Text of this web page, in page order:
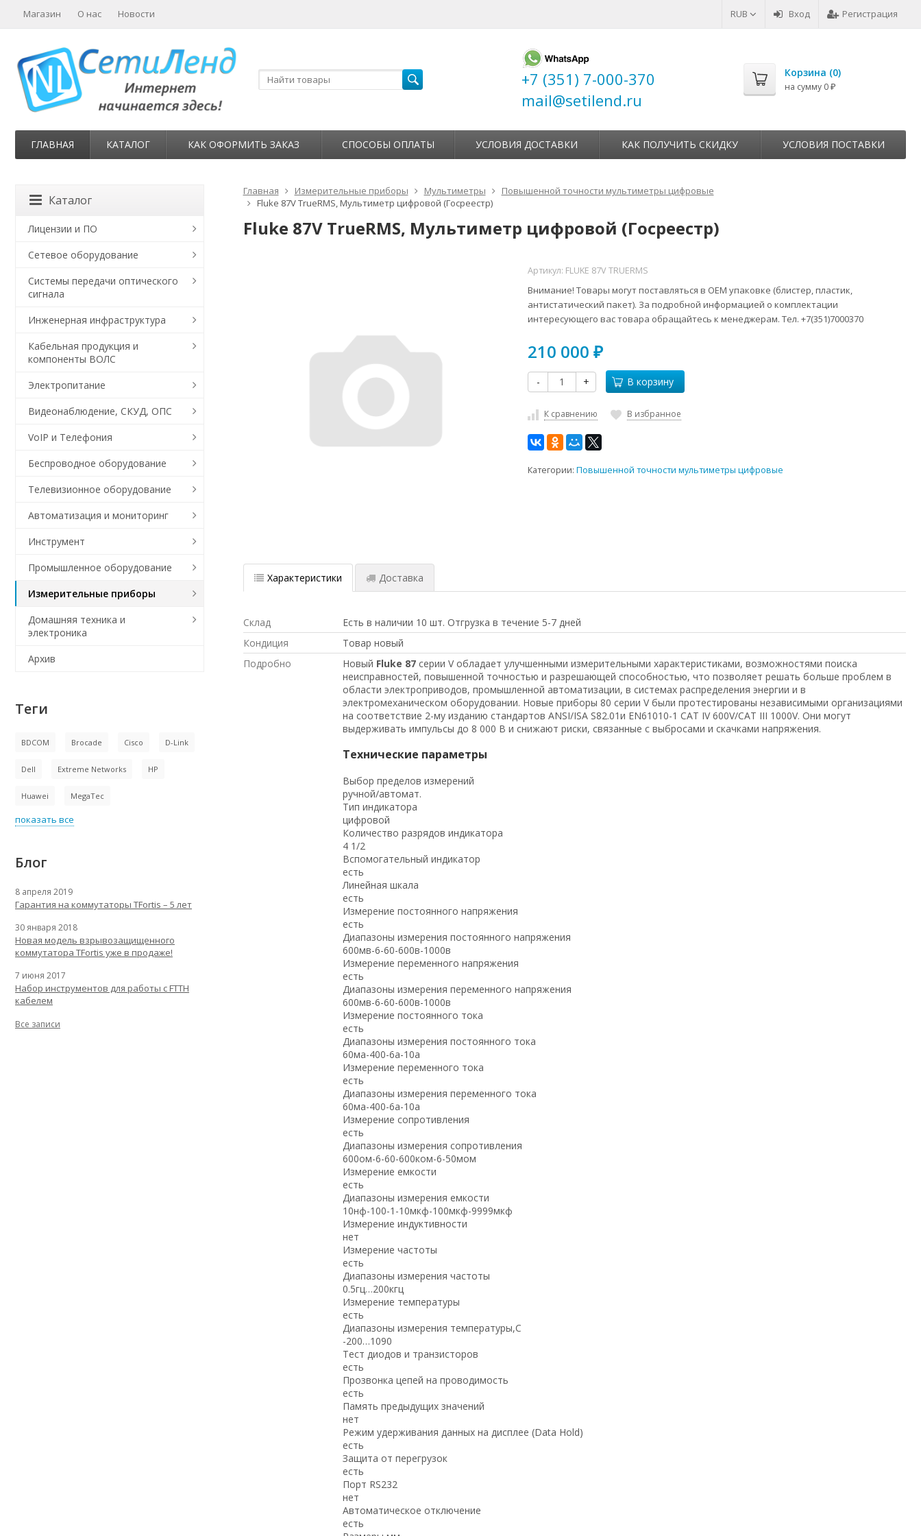
RUB Вход Регистрация
Магазин О нас Новости
+7 (351) 7-000-370
mail@setilend.ru
Корзина (0)
на сумму 0 ₽
ГЛАВНАЯ КАТАЛОГ КАК ОФОРМИТЬ ЗАКАЗ СПОСОБЫ ОПЛАТЫ УСЛОВИЯ ДОСТАВКИ КАК ПОЛУЧИТЬ СКИДКУ УСЛОВИЯ ПОСТАВКИ
Главная Измерительные приборы Мультиметры
Повышенной точности мультиметры цифровые
Fluke 87V TrueRMS, Мультиметр цифровой (Госреестр)
Fluke 87V TrueRMS, Мультиметр цифровой (Госреестр)
Артикул: FLUKE 87V TRUERMS
Внимание! Товары могут поставляться в ОЕМ упаковке (блистер, пластик,
антистатический пакет). За подробной информацией о комплектации
интересующего вас товара обращайтесь к менеджерам. Тел. +7(351)7000370
210 000₽
- + В корзину
К сравнению В избранное
Категории:Повышенной точности мультиметры цифровые
Характеристики Доставка
Склад
Есть в наличии 10 шт. Отгрузка в течение 5-7 дней
Кондиция
Товар новый
Подробно
Новый Fluke 87серии V обладает улучшенными измерительными характеристиками, возможностями поиска
неисправностей, повышенной точностью и разрешающей способностью, что позволяет решать больше проблем в
области электроприводов, промышленной автоматизации, в системах распределения энергии и в
электромеханическом оборудовании. Новые приборы 80 серии V были протестированы независимыми организациями
на соответствие 2-му изданию стандартов ANSI/ISA S82.01и EN61010-1 CAT IV 600V/CAT III 1000V. Они могут
выдерживать импульсы до 8 000 В и снижают риски, связанные с выбросами и скачками напряжения.
Технические параметры
Выбор пределов измерений
ручной/автомат.
Тип индикатора
цифровой
Количество разрядов индикатора
4 1/2
Вспомогательный индикатор
есть
Линейная шкала
есть
Измерение постоянного напряжения
есть
Диапазоны измерения постоянного напряжения
600мв-6-60-600в-1000в
Измерение переменного напряжения
есть
Диапазоны измерения переменного напряжения
600мв-6-60-600в-1000в
Измерение постоянного тока
есть
Диапазоны измерения постоянного тока
60ма-400-6а-10а
Измерение переменного тока
есть
Диапазоны измерения переменного тока
60ма-400-6а-10а
Измерение сопротивления
есть
Диапазоны измерения сопротивления
600ом-6-60-600ком-6-50мом
Измерение емкости
есть
Диапазоны измерения емкости
10нф-100-1-10мкф-100мкф-9999мкф
Измерение индуктивности
нет
Измерение частоты
есть
Диапазоны измерения частоты
0.5гц…200кгц
Измерение температуры
есть
Диапазоны измерения температуры,С
-200…1090
Тест диодов и транзисторов
есть
Прозвонка цепей на проводимость
есть
Память предыдущих значений
нет
Режим удерживания данных на дисплее (Data Hold)
есть
Защита от перегрузок
есть
Порт RS232
нет
Автоматическое отключение
есть
Каталог
Лицензии и ПО
Сетевое оборудование
Системы передачи оптического
сигнала
Инженерная инфраструктура
Кабельная продукция и
компоненты ВОЛС
Электропитание
Видеонаблюдение, СКУД, ОПС
VoIP и Телефония
Беспроводное оборудование
Телевизионное оборудование
Автоматизация и мониторинг
Инструмент
Промышленное оборудование
Измерительные приборы
Домашняя техника и
электроника
Архив
Теги
BDCOM Brocade Cisco D-Link
Dell Extreme Networks HP
Huawei MegaTec
показать все
Блог
8 апреля 2019
Гарантия на коммутаторы TFortis – 5 лет
30 января 2018
Новая модель взрывозащищенного
коммутатора TFortis уже в продаже!
7 июня 2017
Набор инструментов для работы с FTTH
кабелем
Все записи